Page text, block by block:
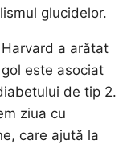
glucidelor.
a arătat
este asociat
de tip 2.
ziua cu
care ajută la